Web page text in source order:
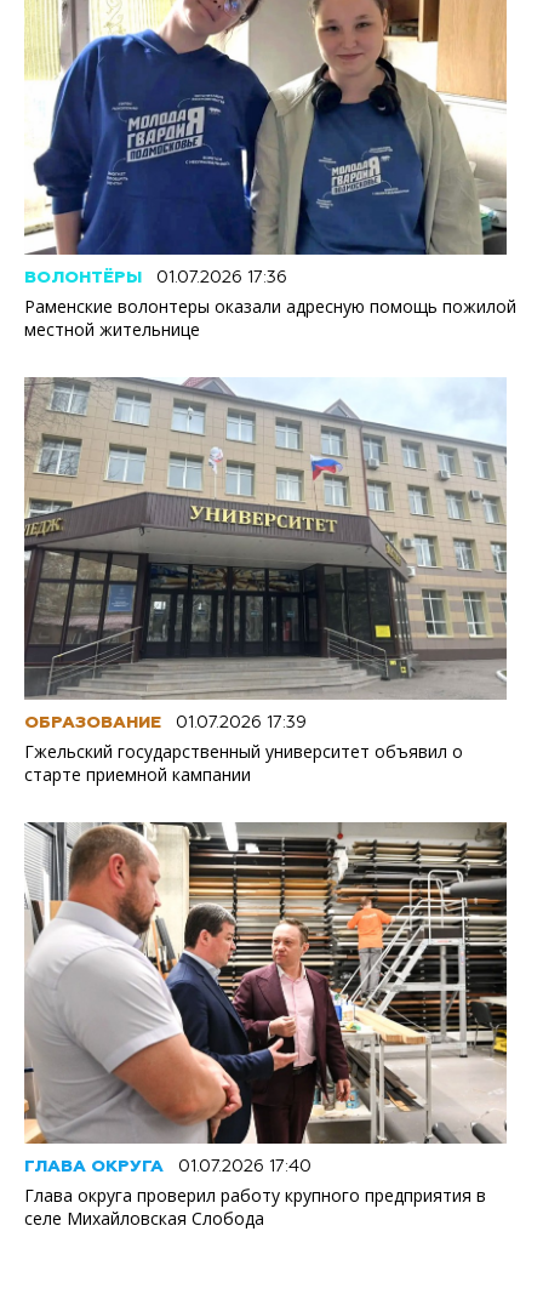
ВОЛОНТЁРЫ 01.07.2026 17:36
Раменские волонтеры оказали адресную помощь пожилой
местной жительнице
ОБРАЗОВАНИЕ 01.07.2026 17:39
Гжельский государственный университет объявил о
старте приемной кампании
ГЛАВА ОКРУГА 01.07.2026 17:40
Глава округа проверил работу крупного предприятия в
селе Михайловская Слобода